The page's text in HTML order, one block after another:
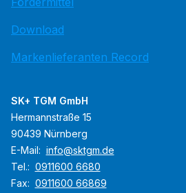
Download
Markenlieferanten Record
SK+ TGM GmbH
Hermannstraße 15
90439 Nürnberg
E-Mail: info@sktgm.de
Tel.: 0911600 6680
Fax: 0911600 66869